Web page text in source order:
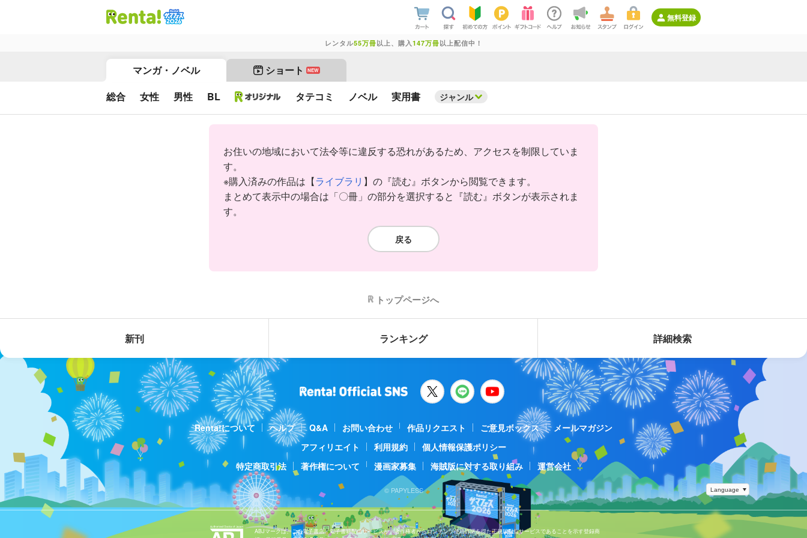
無料登録
レンタル55万冊以上、購入 147万冊以上配信中！
マンガ・ノベル ショート NEW
総合 女性 男性 BL タテコミ ノベル 実用書 ジャンル
お住いの地域において法令等に違反する恐れがあるため、アクセスを制限していま
す。
※購入済みの作品は【ライブラリ 】の『読む』ボタンから閲覧できます。
まとめて表示中の場合は「〇冊」の部分を選択すると『読む』ボタンが表示されま
す。
戻る
トップページへ
新刊 ランキング 詳細検索
Renta!について ヘルプ Q&A お問い合わせ 作品リクエスト ご意見ボックス
メールマガジン
アフィリエイト
利用規約
個人情報保護ポリシー
特定商取引法
著作権について 漫画家募集 海賊版に対する取り組み 運営会社
© PAPYLESS
ABJマークは、この電子書店・電子書籍配信サービスが、著作権者からコンテンツ使用許諾を得た正規版配信サービスであることを示す登録商